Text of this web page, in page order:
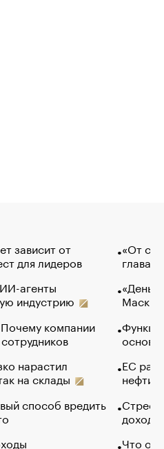
зависит от
для лидеров
агенты
индустрию
компании
нарастил
на склады
способ вредить
«От
глава
Маск в
основ
ЕС
нефти
Что